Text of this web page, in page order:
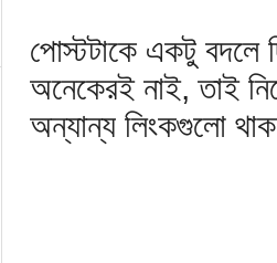
পোস্টটাকে একটু বদলে
অনেকেরই নাই, তাই
অন্যান্য লিংকগুলো